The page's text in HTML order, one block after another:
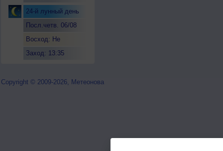
24-й лунный день
Посл.четв. 06/08
Восход: Не
Заход: 13:35
Copyright © 2009-2026, Метеонова